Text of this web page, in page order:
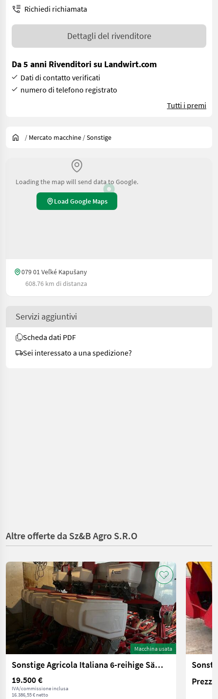
Richiedi richiamata
Dettagli del rivenditore
Da 5 anni Rivenditori su Landwirt.com
Dati di contatto verificati
numero di telefono registrato
Tutti i premi
/ Mercato macchine /Sonstige
Loading the map will send data to Google.
Load Google Maps
079 01 Veľké Kapušany
608.76 km di distanza
Servizi aggiuntivi
Scheda dati PDF
Sei interessato a una spedizione?
Altre offerte da Sz&B Agro S.R.O
Macchina usata
Sonstige Agricola Italiana 6-reihige Sämaschine
19.500 €
IVA/commissione inclusa
16.386,55 € netto